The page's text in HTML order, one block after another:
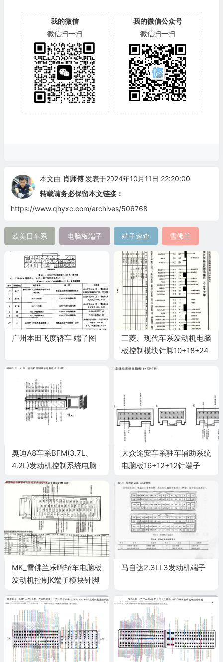
我的微信
微信扫一扫
我的微信公众号
微信扫一扫
本文由 肖师傅 发表于2024年10月11日 22:20:00
转载请务必保留本文链接：
https://www.qhyxc.com/archives/506768
欧美日车系 电脑板端子 端子速查 雪佛兰
广州本田飞度轿车 端子图
三菱、现代车系发动机电脑
板控制模块针脚10+18+24
奥迪A8车系BFM(3.7L、
4.2L)发动机控制系统电脑
大众途安车系驻车辅助系统
电脑板16+12+12针端子
MK_雪佛兰乐聘轿车电脑板
发动机控制K端子模块针脚
马自达2.3LL3发动机端子